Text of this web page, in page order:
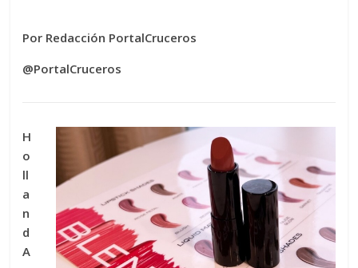
Por Redacción PortalCruceros
@PortalCruceros
H
o
ll
a
n
d
A